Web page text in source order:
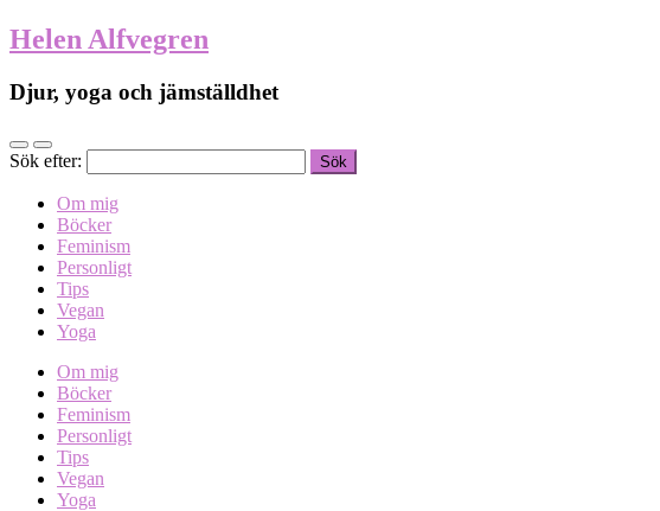
Helen Alfvegren
Djur, yoga och jämställdhet
Sök efter:
Om mig
Böcker
Feminism
Personligt
Tips
Vegan
Yoga
Om mig
Böcker
Feminism
Personligt
Tips
Vegan
Yoga